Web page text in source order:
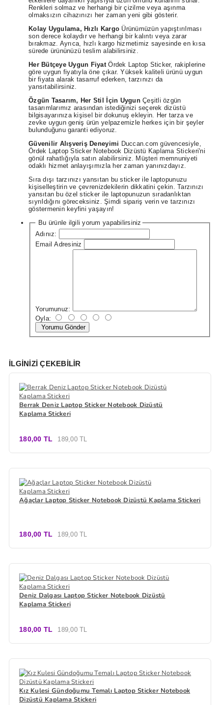
Renkleri solmaz ve herhangi bir çizilme veya aşınma
olmaksızın cihazınızı her zaman yeni gibi gösterir.
Kolay Uygulama, Hızlı Kargo Ürünümüzün yapıştırılması
son derece kolaydır ve herhangi bir kalıntı veya zarar
bırakmaz. Ayrıca, hızlı kargo hizmetimiz sayesinde en kısa
sürede ürününüzü teslim alabilirsiniz.
Her Bütçeye Uygun FiyatÖrdek Laptop Sticker, rakiplerine
göre uygun fiyatıyla öne çıkar. Yüksek kaliteli ürünü uygun
bir fiyata alarak tasarruf ederken, tarzınızı da
yansıtabilirsiniz.
Özgün Tasarım, Her Stil İçin UygunÇeşitli özgün
tasarımlarımız arasından istediğinizi seçerek dizüstü
bilgisayarınıza kişisel bir dokunuş ekleyin. Her tarza ve
zevke uygun geniş ürün yelpazemizle herkes için bir şeyler
bulunduğunu garanti ediyoruz.
Güvenilir Alışveriş Deneyimi Duccan.com güvencesiyle,
Ördek Laptop Sticker Notebook Dizüstü Kaplama Stickeri'ni
gönül rahatlığıyla satın alabilirsiniz. Müşteri memnuniyeti
odaklı hizmet anlayışımızla her zaman yanınızdayız.
Sıra dışı tarzınızı yansıtan bu sticker ile laptopunuzu
kişiselleştirin ve çevrenizdekilerin dikkatini çekin. Tarzınızı
yansıtan bu özel sticker ile laptopunuzun sıradanlıktan
sıyrıldığını göreceksiniz. Şimdi sipariş verin ve tarzınızı
göstermenin keyfini yaşayın!
Bu ürünle ilgili yorum yapabilirsiniz
Adınız:
Email Adresiniz
Yorumunuz:
Oyla:
Yorumu Gönder
İLGINIZI ÇEKEBILIR
Berrak Deniz Laptop Sticker Notebook Dizüstü
Kaplama Stickeri
180,00 TL 189,00 TL
Ağaçlar Laptop Sticker Notebook Dizüstü Kaplama Stickeri
180,00 TL 189,00 TL
Deniz Dalgası Laptop Sticker Notebook Dizüstü
Kaplama Stickeri
180,00 TL 189,00 TL
Kız Kulesi Gündoğumu Temalı Laptop Sticker Notebook
Dizüstü Kaplama Stickeri